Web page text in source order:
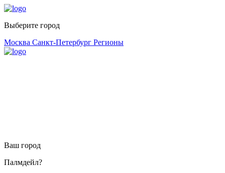
Выберите город
Москва Санкт-Петербург Регионы
Ваш город
Палмдейл?